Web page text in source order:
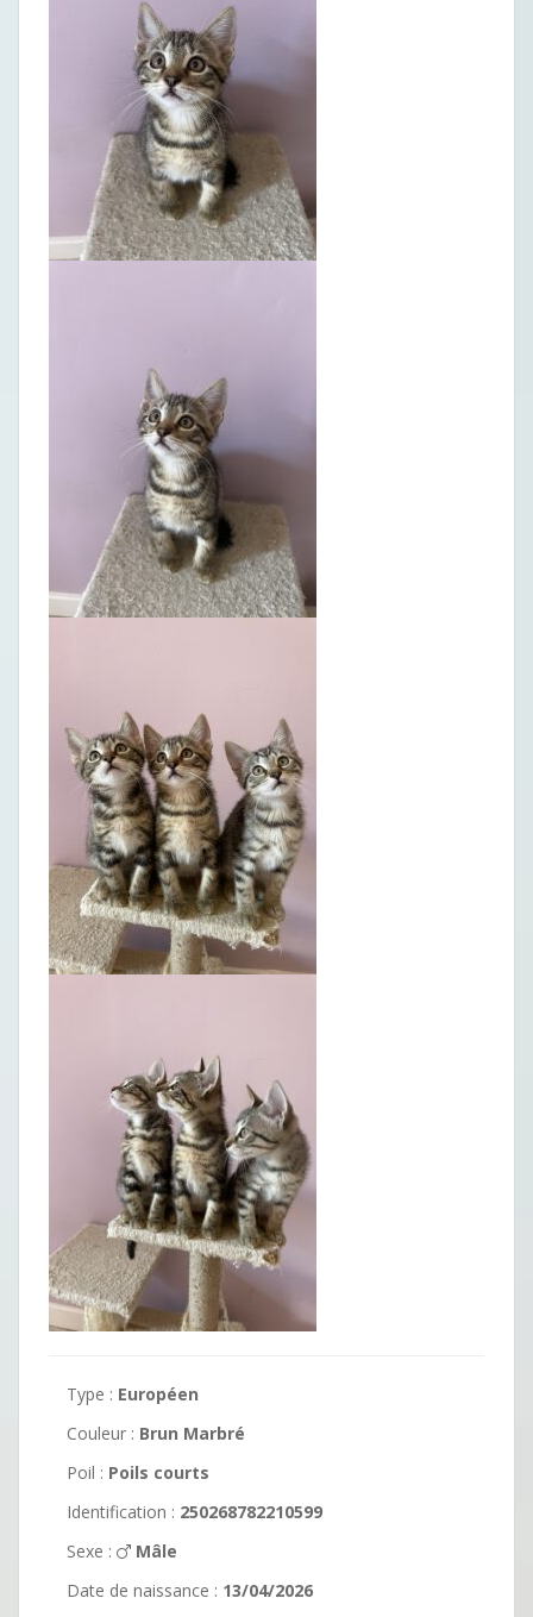
Type : Européen
Couleur : Brun Marbré
Poil : Poils courts
Identification : 250268782210599
Sexe :
Mâle
Date de naissance : 13/04/2026